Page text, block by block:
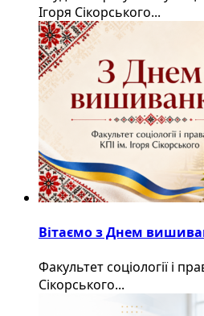
Ігоря Сікорського...
Вітаємо з Днем
Факультет соціології і
Сікорського...